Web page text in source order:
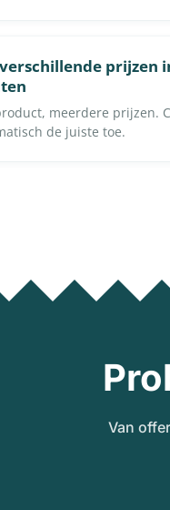
prijzen
meerdere prijzen.
de juiste toe.
Van